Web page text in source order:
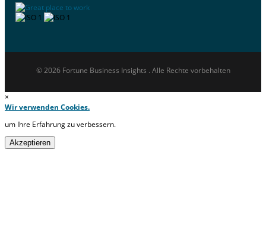
© 2026 Fortune Business Insights . Alle Rechte vorbehalten
×
Wir verwenden Cookies.
um Ihre Erfahrung zu verbessern.
Akzeptieren